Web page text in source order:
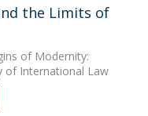
the Limits of
of Modernity:
of International Law